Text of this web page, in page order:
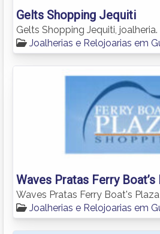
Gelts Shopping Jequiti
Gelts Shopping Jequiti, joalheria.
Joalherias e Relojoarias em
Waves Pratas Ferry
Waves Pratas Ferry Boat's
Joalherias e Relojoarias em